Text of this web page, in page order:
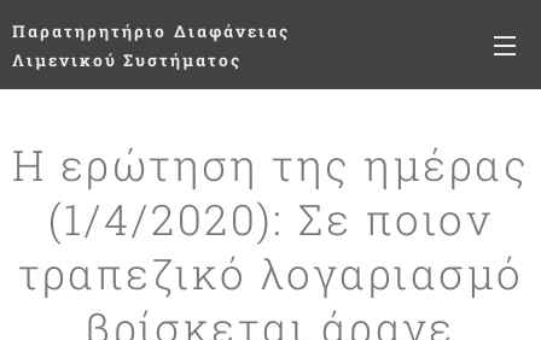
Παρατηρητήριο Διαφάνειας
Λιμενικού Συστήματος
Η ερώτηση της ημέρας
(1/4/2020): Σε ποιον
τραπεζικό λογαριασμό
βρίσκεται άραγε